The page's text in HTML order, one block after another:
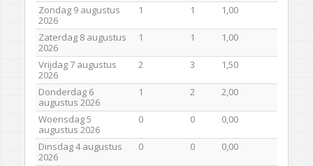
Zondag 9 augustus
2026
1 1 1,00
Zaterdag 8 augustus
2026
1 1 1,00
Vrijdag 7 augustus
2026
2 3 1,50
Donderdag 6
augustus 2026
1 2 2,00
Woensdag 5
augustus 2026
0 0 0,00
Dinsdag 4 augustus
2026
0 0 0,00